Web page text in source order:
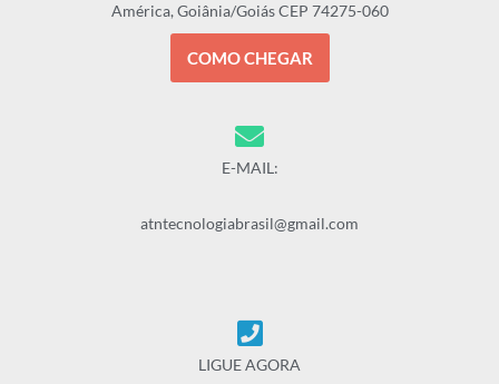
América, Goiânia/Goiás CEP 74275-060
COMO CHEGAR
E-MAIL:
atntecnologiabrasil@gmail.com
LIGUE AGORA